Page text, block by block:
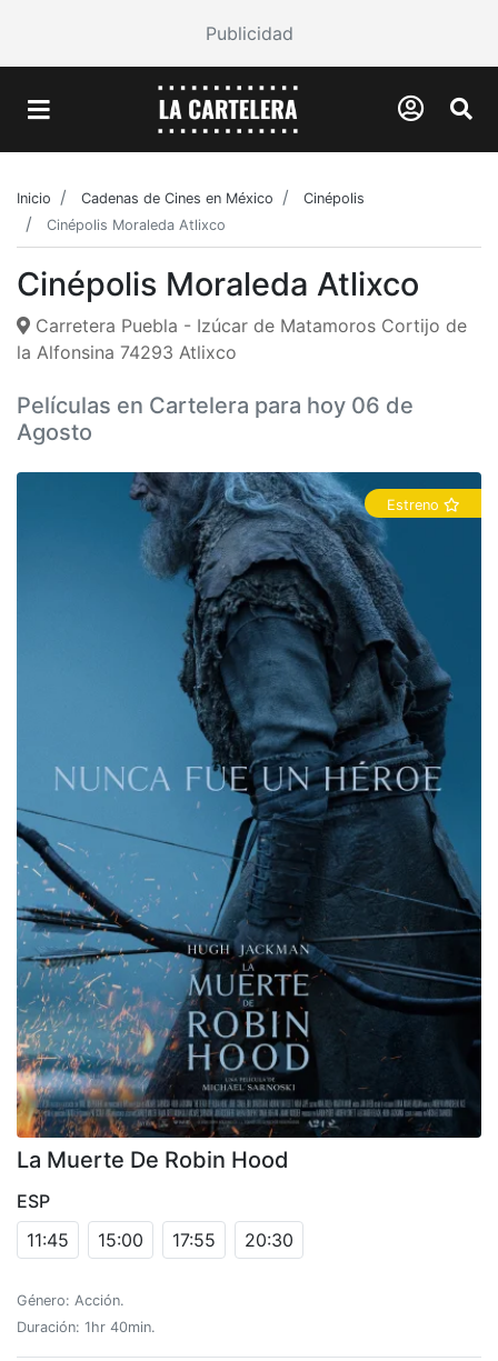
Publicidad
Inicio Cadenas de Cines en México
Cinépolis
Cinépolis Moraleda Atlixco
Cinépolis Moraleda Atlixco
Carretera Puebla - Izúcar de Matamoros Cortijo de
la Alfonsina 74293 Atlixco
Películas en Cartelera para hoy 06 de
Agosto
Estreno
La Muerte De Robin Hood
ESP
11:45
15:00 17:55 20:30
Género: Acción.
Duración: 1hr 40min.